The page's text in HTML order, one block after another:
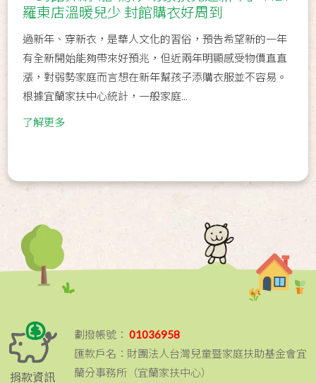
羅東店溫暖兒少 封館購衣好周到
過新年、穿新衣，是華人文化的習俗，預告希望新的一年
有全新開始能夠帶來好預兆，但近兩年明顯感受物價直直
漲，對弱勢家庭而言想在新年幫孩子添購衣服並不容易。
根據宜蘭家扶中心統計，一般家庭...
了解更多
捐款資訊
劃撥帳號： 01036958
匯款戶名：財團法人台灣兒童暨家庭扶助基金會宜
蘭分事務所（宜蘭家扶中心）